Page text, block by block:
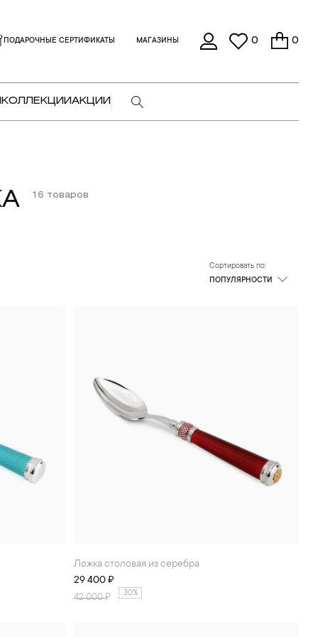
ПОДАРОЧНЫЕ СЕРТИФИКАТЫ МАГАЗИНЫ 0 0
КОЛЛЕКЦИИАКЦИИ
16 товаров
Сортировать по:
ПОПУЛЯРНОСТИ
Ложка столовая из серебра
29 400 ₽
42 000₽ 30%